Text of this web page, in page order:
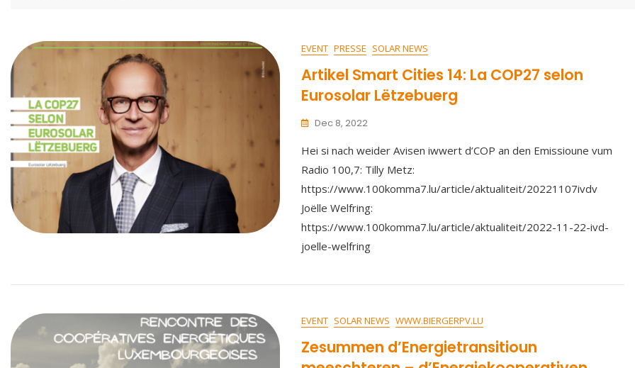
EVENT PRESSE SOLAR NEWS
Artikel Smart Cities 14: La COP27 selon
Eurosolar Lëtzebuerg
Dec 8, 2022
Hei si nach weider Avisen iwwert d’COP an den Emissioune vum
Radio 100,7: Tilly Metz:
https://www.100komma7.lu/article/aktualiteit/20221107ivdv
Joëlle Welfring:
https://www.100komma7.lu/article/aktualiteit/2022-11-22-ivd-
joelle-welfring
EVENT SOLAR NEWS WWW.BIERGERPV.LU
Zesummen d’Energietransitioun